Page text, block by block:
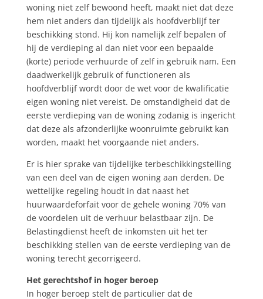
woning niet zelf bewoond heeft, maakt niet dat deze
hem niet anders dan tijdelijk als hoofdverblijf ter
beschikking stond. Hij kon namelijk zelf bepalen of
hij de verdieping al dan niet voor een bepaalde
(korte) periode verhuurde of zelf in gebruik nam. Een
daadwerkelijk gebruik of functioneren als
hoofdverblijf wordt door de wet voor de kwalificatie
eigen woning niet vereist. De omstandigheid dat de
eerste verdieping van de woning zodanig is ingericht
dat deze als afzonderlijke woonruimte gebruikt kan
worden, maakt het voorgaande niet anders.
Er is hier sprake van tijdelijke terbeschikkingstelling
van een deel van de eigen woning aan derden. De
wettelijke regeling houdt in dat naast het
huurwaardeforfait voor de gehele woning 70% van
de voordelen uit de verhuur belastbaar zijn. De
Belastingdienst heeft de inkomsten uit het ter
beschikking stellen van de eerste verdieping van de
woning terecht gecorrigeerd.
Het gerechtshof in hoger beroep
In hoger beroep stelt de particulier dat de